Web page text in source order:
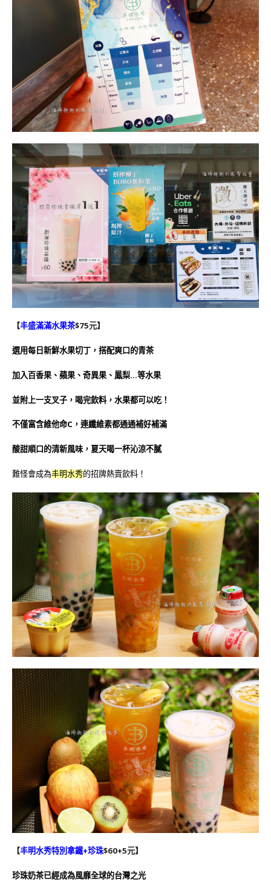
【丰盛滿滿水果茶$75元】
選用每日新鮮水果切丁，搭配爽口的青茶
加入百香果、蘋果、奇異果、鳳梨…等水果
並附上一支叉子，喝完飲料，水果都可以吃！
不僅富含維他命C，連纖維素都通通補好補滿
酸甜順口的清新風味，夏天喝一杯沁涼不膩
難怪會成為丰明水秀的招牌熱賣飲料！
【丰明水秀特別拿鐵+珍珠$60+5元】
珍珠奶茶已經成為風靡全球的台灣之光